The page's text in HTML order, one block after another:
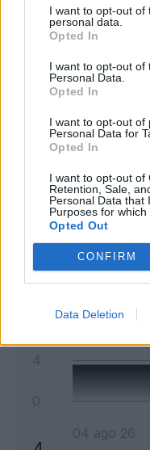
I want to opt-out of
personal data.
Opted In
I want to opt-out of
Personal Data.
Opted In
I want to opt-out of
Personal Data for
Opted In
I want to opt-out of
Retention, Sale,
Personal Data that
Purposes for which
Opted Out
CONFIRM
Data Deletion
Andamento
4
FVM attuale
4
0
04 ago 26